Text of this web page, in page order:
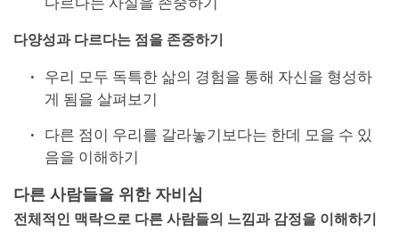
다양성과 다르다는 점을 존중하기
우리 모두 독특한 삶의 경험을 통해 자신을 형성하
게 됨을 살펴보기
다른 점이 우리를 갈라놓기보다는 한데 모을 수 있
음을 이해하기
다른 사람들을 위한 자비심
전체적인 맥락으로 다른 사람들의 느낌과 감정을 이해하기